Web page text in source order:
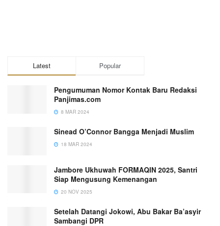
Latest Popular
Pengumuman Nomor Kontak Baru Redaksi
Panjimas.com
8 MAR 2024
Sinead O’Connor Bangga Menjadi Muslim
18 MAR 2024
Jambore Ukhuwah FORMAQIN 2025, Santri
Siap Mengusung Kemenangan
20 NOV 2025
Setelah Datangi Jokowi, Abu Bakar Ba’asyir
Sambangi DPR